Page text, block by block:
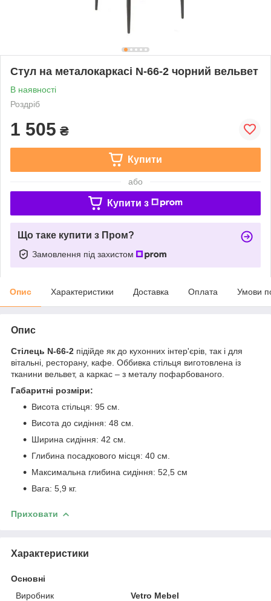
Стул на металокаркасі N-66-2 чорний вельвет
В наявності
Роздріб
1 505 ₴
Купити
або
Купити з
Що таке купити з Пром?
Замовлення під захистом
Опис Характеристики Доставка Оплата Умови
Опис
Стілець N-66-2 підійде як до кухонних інтер'єрів, так і для
вітальні, ресторану, кафе. Оббивка стільця виготовлена із
тканини вельвет, а каркас – з металу пофарбованого.
Габаритні розміри:
Висота стільця: 95 см.
Висота до сидіння: 48 см.
Ширина сидіння: 42 см.
Глибина посадкового місця: 40 см.
Максимальна глибина сидіння: 52,5 см
Вага: 5,9 кг.
Приховати
Характеристики
Основні
Виробник
Vetro Mebel